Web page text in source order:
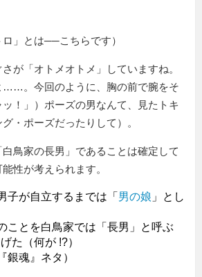
ロ」とは──こちらです）
が「オトメオトメ」していますね。
……。今回のように、胸の前で腕をそ
！」）ポーズの男なんて、見たトキ
・ポーズだったりして）。
鳥家の長男」であることは確定して
性が考えられます。
子が自立するまでは「 男の娘 」とし
ことを白鳥家では「長男」と呼ぶ
た（何が !?）
銀魂』ネタ）